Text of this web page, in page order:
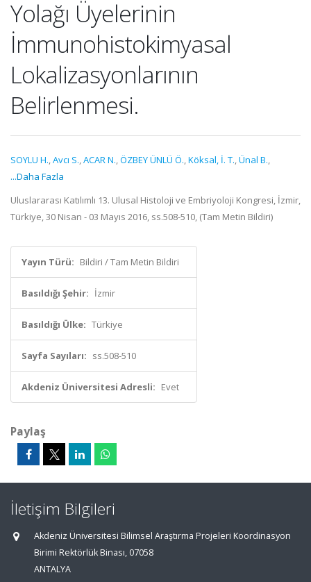
Yolağı Üyelerinin
İmmunohistokimyasal
Lokalizasyonlarının
Belirlenmesi.
SOYLU H.,Avcı S.,ACAR N.,ÖZBEY ÜNLÜ Ö.,Köksal, İ. T.,Ünal B.,
...Daha Fazla
Uluslararası Katılımlı 13. Ulusal Histoloji ve Embriyoloji Kongresi, İzmir,
Türkiye, 30 Nisan - 03 Mayıs 2016, ss.508-510, (Tam Metin Bildiri)
Yayın Türü: Bildiri / Tam Metin Bildiri
Basıldığı Şehir: İzmir
Basıldığı Ülke: Türkiye
Sayfa Sayıları: ss.508-510
Akdeniz Üniversitesi Adresli: Evet
Paylaş
İletişim Bilgileri
Akdeniz Üniversitesi Bilimsel Araştırma Projeleri Koordinasyon
Birimi Rektörlük Binası, 07058
ANTALYA